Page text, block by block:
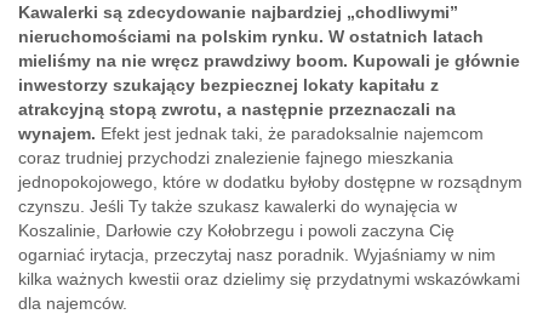
Kawalerki są zdecydowanie najbardziej „chodliwymi”
nieruchomościami na polskim rynku. W ostatnich latach
mieliśmy na nie wręcz prawdziwy boom. Kupowali je głównie
inwestorzy szukający bezpiecznej lokaty kapitału z
atrakcyjną stopą zwrotu, a następnie przeznaczali na
wynajem. Efekt jest jednak taki, że paradoksalnie najemcom
coraz trudniej przychodzi znalezienie fajnego mieszkania
jednopokojowego, które w dodatku byłoby dostępne w rozsądnym
czynszu. Jeśli Ty także szukasz kawalerki do wynajęcia w
Koszalinie, Darłowie czy Kołobrzegu i powoli zaczyna Cię
ogarniać irytacja, przeczytaj nasz poradnik. Wyjaśniamy w nim
kilka ważnych kwestii oraz dzielimy się przydatnymi wskazówkami
dla najemców.